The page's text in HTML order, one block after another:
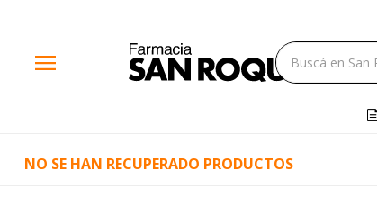
menu
NO SE HAN RECUPERADO PRODUCTOS
close
storefront
help